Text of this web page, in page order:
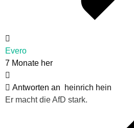
Evero
7 Monate her
Antworten an
heinrich hein
Er macht die AfD stark.